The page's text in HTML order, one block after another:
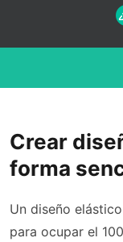
Crear
forma
Un diseño
para ocupar el